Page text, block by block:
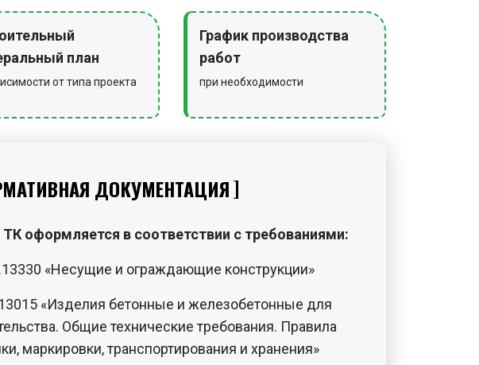
план
от типа проекта
График производства
работ
при необходимости
ДОКУМЕНТАЦИЯ
оформляется в соответствии с требованиями:
«Несущие и ограждающие конструкции»
«Изделия бетонные и железобетонные для
Общие технические требования. Правила
маркировки, транспортирования и хранения»